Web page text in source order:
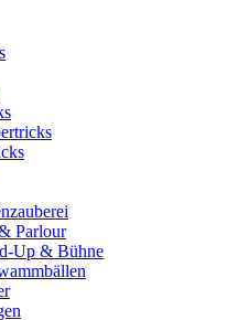
Parlour
Up & Bühne